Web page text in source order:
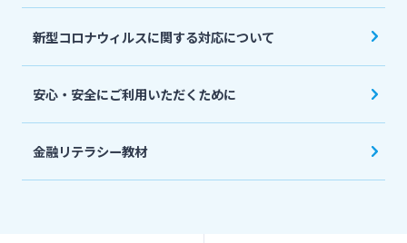
新型コロナウィルスに関する対応について
安心・安全にご利用いただくために
金融リテラシー教材